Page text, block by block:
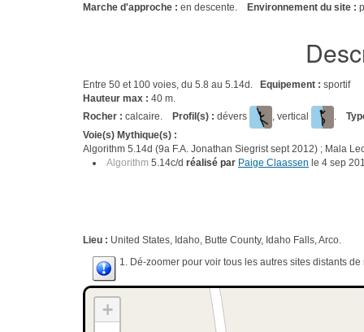
Marche d'approche : en descente. Environnement du site :
Entre 50 et 100 voies, du 5.8 au 5.14d. Equipement : sportif
Hauteur max : 40 m.
Rocher : calcaire. Profil(s) : dévers , vertical .
Voie(s) Mythique(s) :
Algorithm 5.14d (9a F.A. Jonathan Siegrist sept 2012) ; Mala
Algorithm 5.14c/d réalisé par Paige Claassen le 4 sep
Lieu : United States, Idaho, Butte County, Idaho Falls, Arco.
1. Dé-zoomer pour voir tous les autres sites distants
+